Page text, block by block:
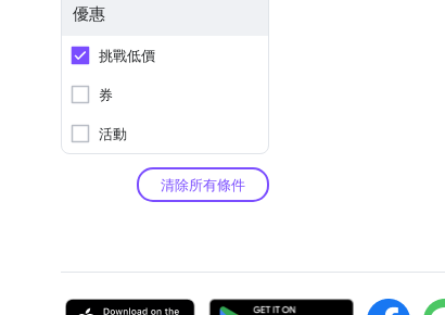
優惠
挑戰低價
券
活動
清除所有條件